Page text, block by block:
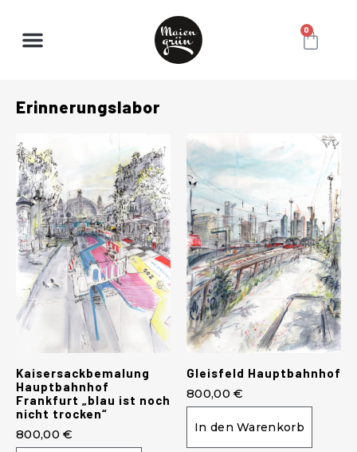
0
Erinnerungslabor
Kaisersackbemalung
Hauptbahnhof
Frankfurt „blau ist noch
nicht trocken“
800,00€
Gleisfeld Hauptbahnhof
800,00€
In den Warenkorb